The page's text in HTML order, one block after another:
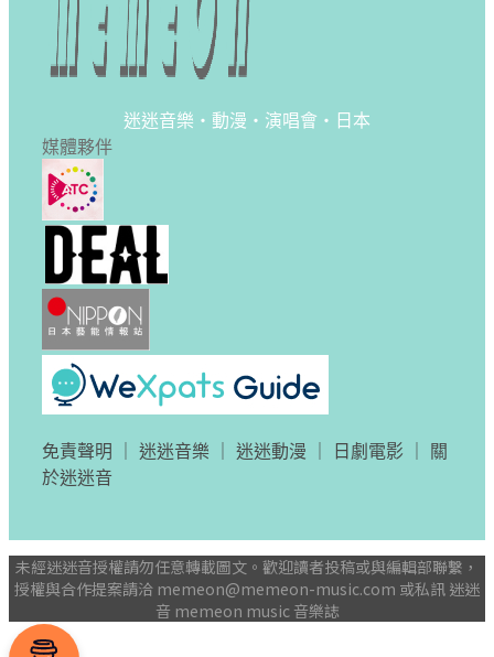
迷迷音樂・動漫・演唱會・日本
媒體夥伴
免責聲明 迷迷音樂 迷迷動漫 日劇電影
關
於迷迷音
未經迷迷音授權請勿任意轉載圖文。歡迎讀者投稿或與編輯部聯繫，
授權與合作提案請洽 memeon@memeon-music.com 或私訊 迷迷
音 memeon music 音樂誌